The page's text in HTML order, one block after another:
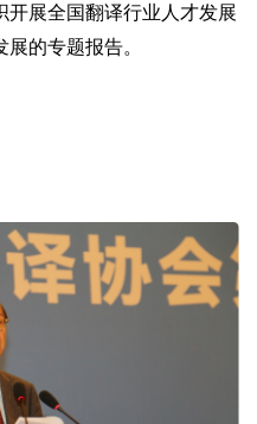
开展全国翻译行业人才发展
的专题报告。